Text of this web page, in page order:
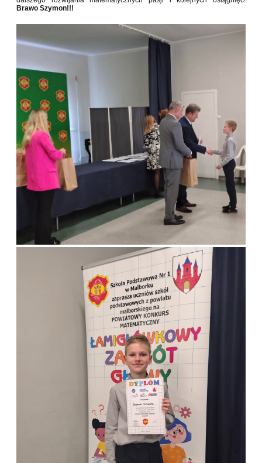
Brawo Szymon!!!